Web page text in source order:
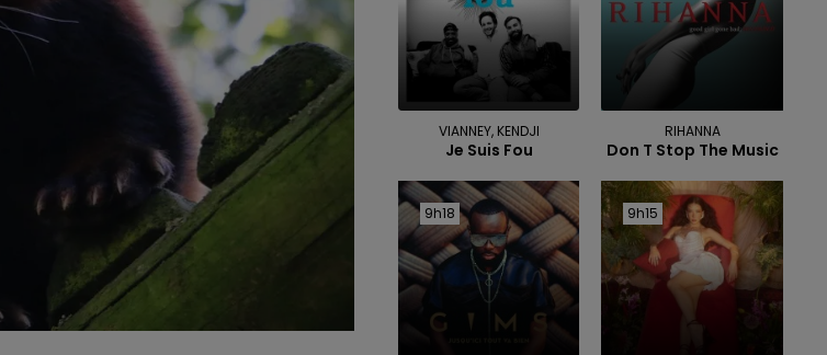
VIANNEY, KENDJI
Je Suis Fou
RIHANNA
Don T Stop The Music
9h18
9h18 9h15
9h15